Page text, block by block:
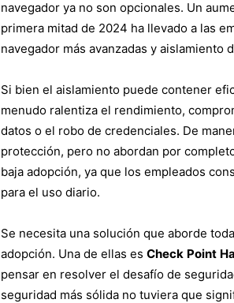
navegador ya no son opcionales. Un
primera mitad de 2024 ha llevado a las
navegador más avanzadas y aislamiento
Si bien el aislamiento puede contener
menudo ralentiza el rendimiento,
datos o el robo de credenciales. De
protección, pero no abordan por
baja adopción, ya que los empleados
para el uso diario.
Se necesita una solución que aborde
adopción. Una de ellas es Check Point
pensar en resolver el desafío de
seguridad más sólida no tuviera que